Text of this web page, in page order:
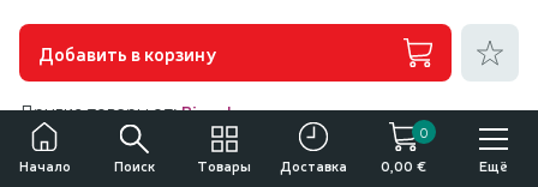
Добавить в корзину
Другие товары от: Biovela
Начало Поиск Товары Доставка
0
0,00 €
Ещё